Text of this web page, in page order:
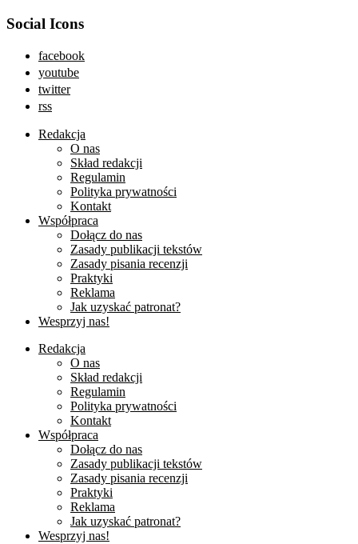
Social Icons
facebook
youtube
twitter
rss
Redakcja
O nas
Skład redakcji
Regulamin
Polityka prywatności
Kontakt
Współpraca
Dołącz do nas
Zasady publikacji tekstów
Zasady pisania recenzji
Praktyki
Reklama
Jak uzyskać patronat?
Wesprzyj nas!
Redakcja
O nas
Skład redakcji
Regulamin
Polityka prywatności
Kontakt
Współpraca
Dołącz do nas
Zasady publikacji tekstów
Zasady pisania recenzji
Praktyki
Reklama
Jak uzyskać patronat?
Wesprzyj nas!